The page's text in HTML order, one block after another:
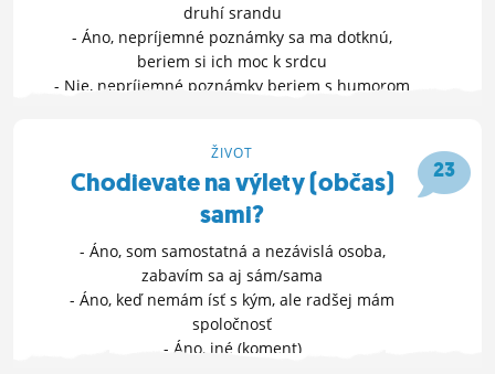
druhí srandu
- Áno, nepríjemné poznámky sa ma dotknú,
beriem si ich moc k srdcu
- Nie, nepríjemné poznámky beriem s humorom
1. 12. 2016 09:19
23
ŽIVOT
Chodievate na výlety (občas)
sami?
- Áno, som samostatná a nezávislá osoba,
zabavím sa aj sám/sama
- Áno, keď nemám ísť s kým, ale radšej mám
spoločnosť
- Áno, iné (koment)